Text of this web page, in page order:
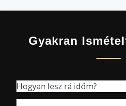
Gyakran
Hogyan lesz rá időm?